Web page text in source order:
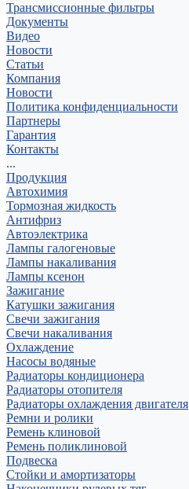
Трансмиссионные фильтры
Документы
Видео
Новости
Статьи
Компания
Новости
Политика конфиденциальности
Партнеры
Гарантия
Контакты
...
Продукция
Автохимия
Тормозная жидкость
Антифриз
Автоэлектрика
Лампы галогеновые
Лампы накаливания
Лампы ксенон
Зажигание
Катушки зажигания
Свечи зажигания
Свечи накаливания
Охлаждение
Насосы водяные
Радиаторы кондиционера
Радиаторы отопителя
Радиаторы охлаждения двигателя
Ремни и ролики
Ремень клиновой
Ремень поликлиновой
Подвеска
Стойки и амортизаторы